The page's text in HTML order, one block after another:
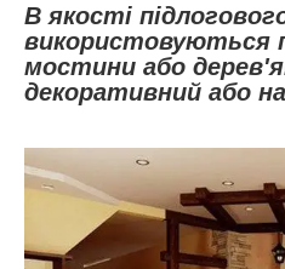
В якості
використовуються
мостини або
декоративний або